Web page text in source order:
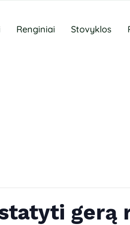
Renginiai Stovyklos
gerą